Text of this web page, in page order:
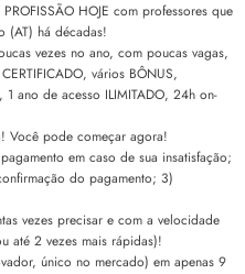
HOJE com professores que
(AT) há décadas!
vezes no ano, com poucas vagas,
vários BÔNUS,
ano de acesso ILIMITADO, 24h on-
Você pode começar agora!
em caso de sua insatisfação;
do pagamento; 3)
vezes precisar e com a velocidade
até 2 vezes mais rápidas)!
único no mercado) em apenas 9